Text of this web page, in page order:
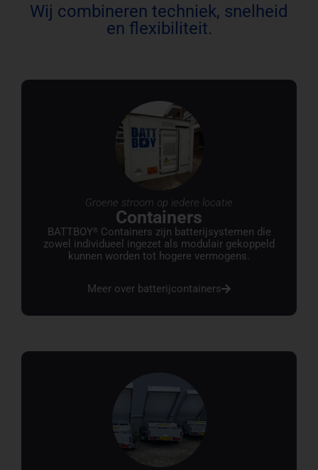
Wij combineren techniek, snelheid
en flexibiliteit.
Groene stroom op iedere locatie
Containers
BATTBOY®
Containers zijn batterijsystemen die
zowel individueel ingezet als modulair gekoppeld
kunnen worden tot hogere vermogens.
Meer over batterijcontainers